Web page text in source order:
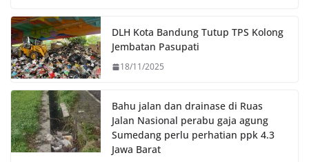
o
k
r
p
p
n
k
DLH Kota Bandung Tutup TPS Kolong
Jembatan Pasupati
18/11/2025
Bahu jalan dan drainase di Ruas
Jalan Nasional perabu gaja agung
Sumedang perlu perhatian ppk 4.3
Jawa Barat